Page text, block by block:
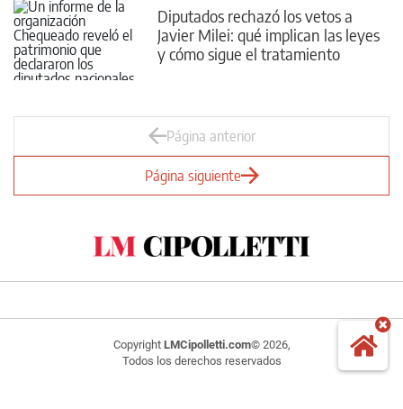
Diputados rechazó los vetos a
Javier Milei: qué implican las leyes
y cómo sigue el tratamiento
Página anterior
Página siguiente
Copyright LMCipolletti.com© 2026,
Todos los derechos reservados